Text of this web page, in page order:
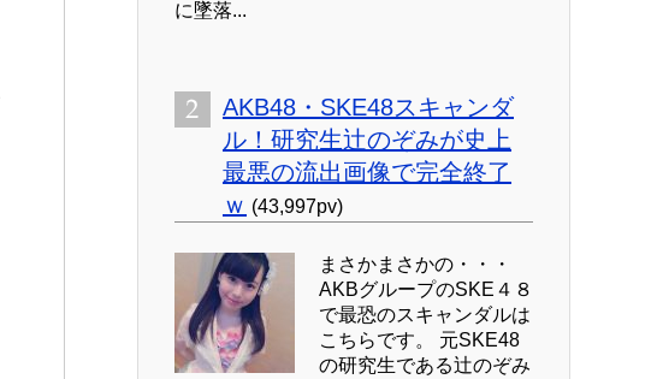
に墜落...
AKB48・SKE48スキャンダ
ル！研究生辻のぞみが史上
最悪の流出画像で完全終了
ｗ (43,997pv)
まさかまさかの・・・
AKBグループのSKE４８
で最恐のスキャンダルは
こちらです。 元SKE48
の研究生である辻のぞみ